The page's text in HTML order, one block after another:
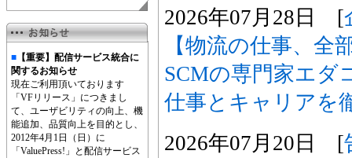
■ 【重要】配信サービス統合に
関するお知らせ
現在ご利用頂いております
「VFリリース」につきまし
て、ユーザビリティの向上、機
能追加、品質向上を目的とし、
2012年4月1日（日）に
「ValuePress!」と配信サービス
2026年07月28日 [
【物流の仕事、全
SCMの専門家エダ
仕事とキャリアを
2026年07月20日 [